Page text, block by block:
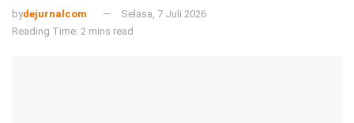
bydejurnalcom
Selasa, 7 Juli 2026
Reading Time: 2 mins read